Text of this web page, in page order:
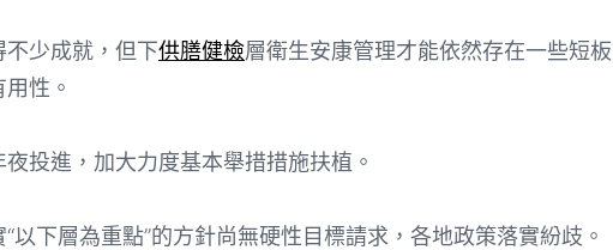
少成就，但下供膳健檢層衛生安康管理才能依然存在一些短板
性。
進，加大力度基本舉措措施扶植。
下層為重點”的方針尚無硬性目標請求，各地政策落實紛歧。